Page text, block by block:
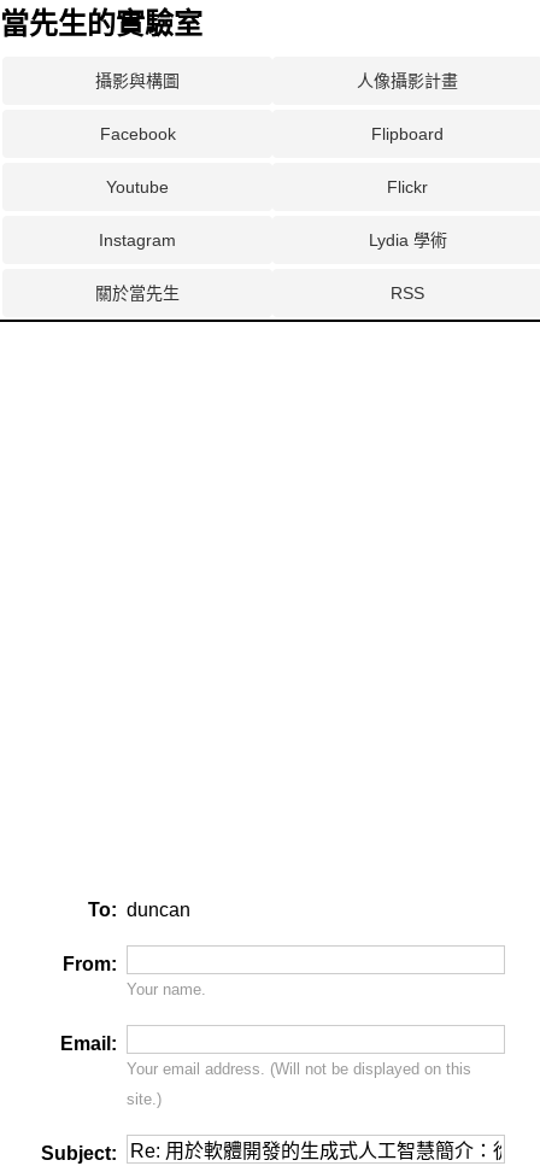
當先生的實驗室
攝影與構圖 人像攝影計畫
Facebook Flipboard
Youtube Flickr
Instagram Lydia 學術
關於當先生 RSS
To: duncan
From:
Your name.
Email:
Your email address. (Will notbe displayed on this
site.)
Subject: